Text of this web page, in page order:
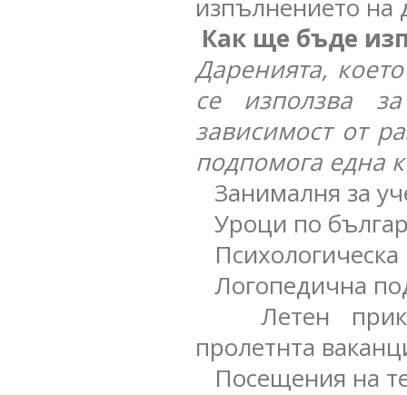
изпълнението на
Как ще бъде
Даренията,
се използва
зависимост от
подпомога една
Занималня за
Уроци по
Логопедична
Летен
пролетнта
Посещения на